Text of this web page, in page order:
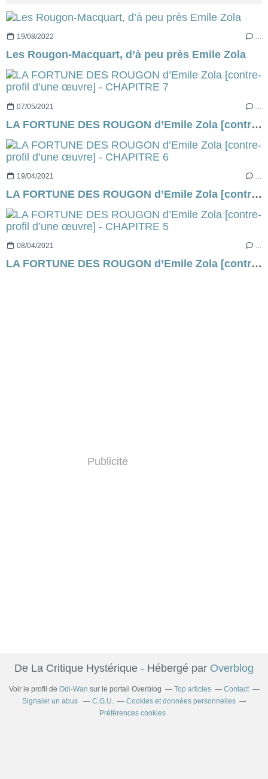
19/08/2022 …
Les Rougon-Macquart, d’à peu près Emile Zola
07/05/2021
LA FORTUNE DES ROUGON d’Emile Zola [contre-profil d’une œuvre] - CHAPITRE 7
19/04/2021 …
LA FORTUNE DES ROUGON d’Emile Zola [contre-profil d’une œuvre] - CHAPITRE 6
08/04/2021 …
LA FORTUNE DES ROUGON d’Emile Zola [contre-profil d’une œuvre] - CHAPITRE 5
Publicité
De La Critique Hystérique - Hébergé par Overblog
Voir le profil de Odi-Wan sur le portail Overblog Top articles
Contact
Signaler un abus
C.G.U.
Cookies et données personnelles
Préférences cookies